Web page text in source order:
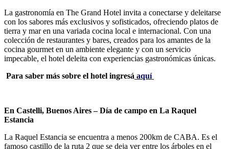
La gastronomía en The Grand Hotel invita a conectarse y deleitarse
con los sabores más exclusivos y sofisticados, ofreciendo platos de
tierra y mar en una variada cocina local e internacional. Con una
colección de restaurantes y bares, creados para los amantes de la
cocina gourmet en un ambiente elegante y con un servicio
impecable, el hotel deleita con experiencias gastronómicas únicas.
Para saber más sobre el hotel ingresá aquí
En Castelli, Buenos Aires – Día de campo en La Raquel
Estancia
La Raquel Estancia se encuentra a menos 200km de CABA. Es el
famoso castillo de la ruta 2 que se deja ver entre los árboles en el